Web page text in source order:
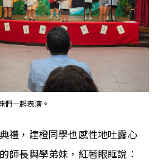
們一起表演。
禮，建橙同學也感性地吐露心
師長與學弟妹，紅著眼眶說：